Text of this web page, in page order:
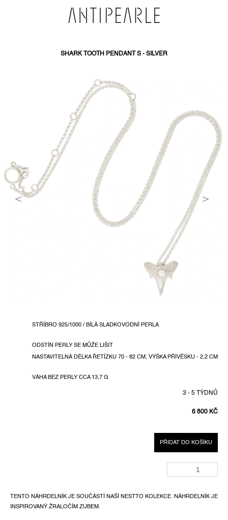
SHARK TOOTH PENDANT S - SILVER
6 800 KČ
CENA:
3 - 5 TÝDNŮ
PŘIDAT DO KOŠÍKU
STŘÍBRO 925/1000 / BÍLÁ SLADKOVODNÍ PERLA
ODSTÍN PERLY SE MŮŽE LIŠIT
NASTAVITELNÁ DÉLKA ŘETÍZKU 70 - 82 CM, VÝŠKA PŘÍVĚSKU - 2,2 CM
VÁHA BEZ PERLY CCA 13,7 G
TENTO NÁHRDELNÍK JE SOUČÁSTÍ NAŠÍ NESTTO KOLEKCE. NÁHRDELNÍK JE
INSPIROVANÝ ŽRALOČÍM ZUBEM.